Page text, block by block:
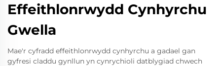
Effeithlonrwydd Cynhyrchu
Gwella
Mae'r cyfradd effeithlonrwydd cynhyrchu a gadael gan
gyfresi claddu gynllun yn cynrychioli datblygiad chwech